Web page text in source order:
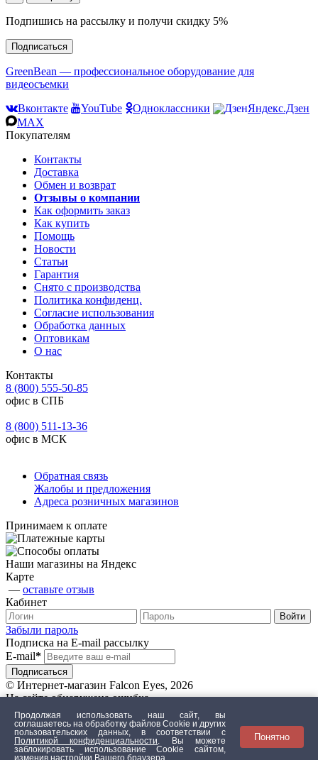
Подпишись на рассылку и получи скидку 5%
Подписаться
GreenBean — профессиональное оборудование для
видеосъемки
Вконтакте
YouTube Одноклассники
Яндекс.Дзен
MAX
Покупателям
Контакты
Доставка
Обмен и возврат
Отзывы о компании
Как оформить заказ
Как купить
Помощь
Новости
Статьи
Гарантия
Снято с производства
Политика конфиденц.
Согласие использования
Обработка данных
Оптовикам
О нас
Контакты
8 (800) 555-50-85
офис в СПБ
8 (800) 511-13-36
офис в МСК
Обратная связь
Жалобы и предложения
Адреса розничных магазинов
Принимаем к оплате
Наши магазины на Яндекс
Карте
— оставьте отзыв
Кабинет
Забыли пароль
Подписка на E-mail рассылку
E-mail*
© Интернет-магазин Falcon Eyes, 2026
На сайте обнаружена ошибка
Текст с ошибкой
Продолжая использовать наш сайт, вы
соглашаетесь на обработку файлов Сookie и других
пользовательских данных, в соответствии с
Политикой конфиденциальности
. Вы можете
заблокировать использование Cookie сайтом,
изменив настройки Вашего браузера.
Понятно